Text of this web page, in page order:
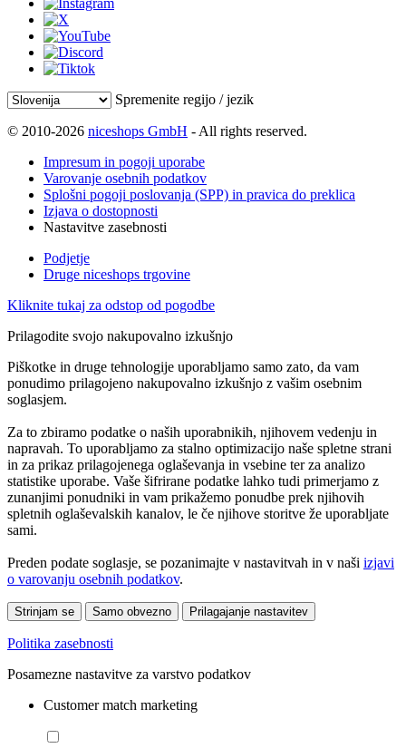
Spremenite regijo / jezik
© 2010-2026 niceshops GmbH - All rights reserved.
Impresum in pogoji uporabe
Varovanje osebnih podatkov
Splošni pogoji poslovanja (SPP) in pravica do preklica
Izjava o dostopnosti
Nastavitve zasebnosti
Podjetje
Druge niceshops trgovine
Kliknite tukaj za odstop od pogodbe
Prilagodite svojo nakupovalno izkušnjo
Piškotke in druge tehnologije uporabljamo samo zato, da vam
ponudimo prilagojeno nakupovalno izkušnjo z vašim osebnim
soglasjem.
Za to zbiramo podatke o naših uporabnikih, njihovem vedenju in
napravah. To uporabljamo za stalno optimizacijo naše spletne strani
in za prikaz prilagojenega oglaševanja in vsebine ter za analizo
statistike uporabe. Vaše šifrirane podatke lahko tudi primerjamo z
zunanjimi ponudniki in vam prikažemo ponudbe prek njihovih
spletnih oglaševalskih kanalov, le če njihove storitve že uporabljate
sami.
Preden podate soglasje, se pozanimajte v nastavitvah in v naši izjavi
o varovanju osebnih podatkov.
Strinjam se Samo obvezno Prilagajanje nastavitev
Politika zasebnosti
Posamezne nastavitve za varstvo podatkov
Customer match marketing